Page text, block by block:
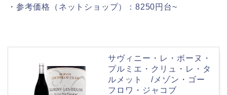
・参考価格（ネットショップ）：8250円台~
サヴィニー・レ・ボーヌ・
プルミエ・クリュ・レ・タ
ルメット /メゾン・ゴー
フロワ・ジャコブ